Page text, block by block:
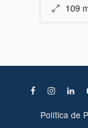
109
Política de